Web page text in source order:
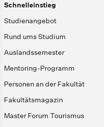
Schnelleinstieg
Studienangebot
Rund ums Studium
Auslandssemester
Mentoring-Programm
Personen an der Fakultät
Fakultätsmagazin
Master Forum Tourismus